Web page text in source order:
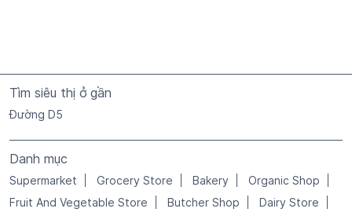
Tìm siêu thị ở gần
Đường D5
Danh mục
Supermarket Grocery Store Bakery
Organic Shop
Fruit And Vegetable Store
Butcher Shop
Dairy Store